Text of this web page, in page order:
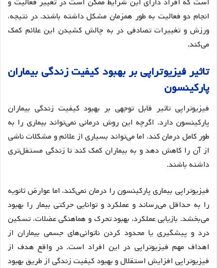
انجام دو فعالیت به طور همزمان مشکل داشته باشند. در نتیجه،
ورزش و تغییرات تصادفی در به چالش کشیدن این علائم کمک
می‌کند.
تاثیر فیزیوتراپی بر بهبود کیفیت زندگی بیماران
پارکینسون
فیزیوتراپی تاثیر قابل توجهی بر بهبود کیفیت زندگی بیماران
پارکینسون دارد. اگرچه این روش درمانی نمی‌تواند بیماری را به
طور کامل درمان کند، اما می‌تواند بسیاری از علائم و مشکلات ناشی
از آن را کاهش دهد و به بیماران کمک کند تا زندگی مستقل‌تری
داشته باشند.
فیزیوتراپی بیماری پارکینسون را درمان نمی‌کند، اما عوارض ثانویه
را به حداقل می‌رساند و عملکرد و توانایی حرکتی بیمار را بهبود
می‌بخشد. بازیابی عملکرد، بهبود تحرک و هماهنگی عضلات، تسکین
درد و پیشگیری یا محدود کردن ناتوانی‌های جسمی بیماران از
اهداف مهم فیزیوتراپی در این افراد است. در واقع هدف از
فیزیوتراپی افزایش استقلال و بهبود کیفیت زندگی از طریق بهبود